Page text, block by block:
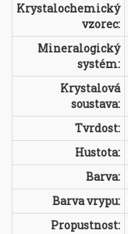
Krystalochemický
vzorec:
Mineralogický
systém:
Krystalová
soustava:
Tvrdost:
Hustota:
Barva:
Barva vrypu:
Propustnost: